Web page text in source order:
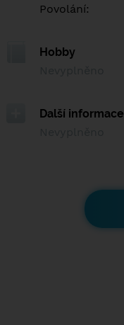
Povolání:
Hobby
Další informace